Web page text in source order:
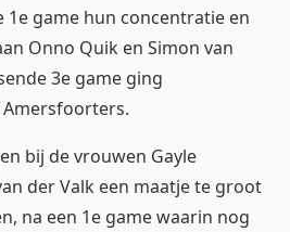
game hun concentratie en
Onno Quik en Simon van
3e game ging
bij de vrouwen Gayle
der Valk een maatje te groot
na een 1e game waarin nog